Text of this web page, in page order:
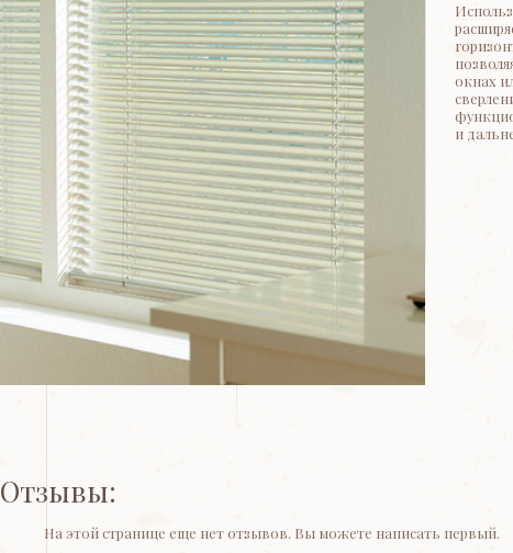
окнах
и
Отзывы:
На этой странице еще нет отзывов. Вы можете написать первый.